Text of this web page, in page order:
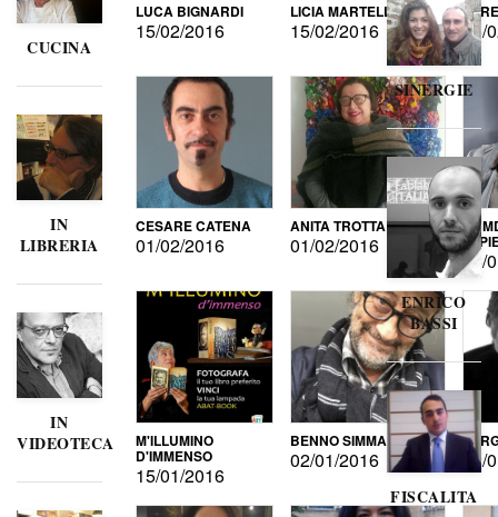
CUCINA
IN
LIBRERIA
IN
VIDEOTECA
LUCA BIGNARDI
15/02/2016
LICIA MARTELLI
15/02/2016 15/
CESARE CATENA
01/02/2016
ANITA TROTTA
01/02/2016 DI
15/
M'ILLUMINO
D'IMMENSO
15/01/2016
BENNO SIMMA
02/01/2016
SINERGIE
ENRICO
BASSI
FISCALITA